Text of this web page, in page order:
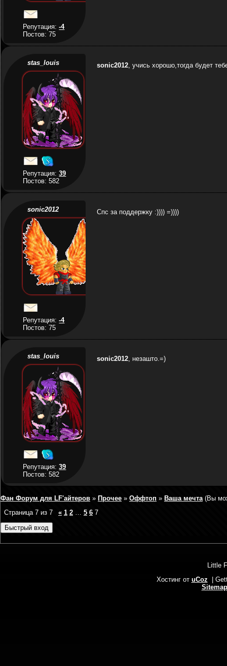
Репутация:-4
Постов: 75
stas_louis
Репутация:39
Постов: 582
sonic2012, учись хорошо,тогда будет
sonic2012
Репутация:-4
Постов: 75
Спс за поддержку :)))) =))))
stas_louis
Репутация:39
Постов: 582
sonic2012, незашто.=)
Фан Форум для LF'айтеров » Прочее » Оффтоп » Ваша мечта (Вы
Страница 7 из 7 « 1 2 5 6 7
Little
Хостинг от uCoz
|